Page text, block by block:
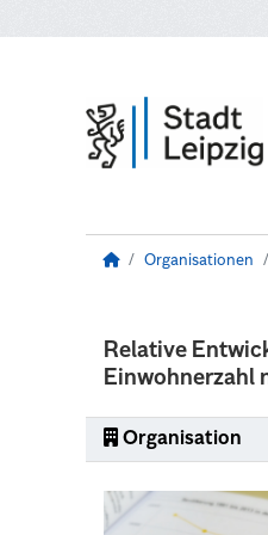
Organisationen
Relative
Einwohnerzahl
Organisation